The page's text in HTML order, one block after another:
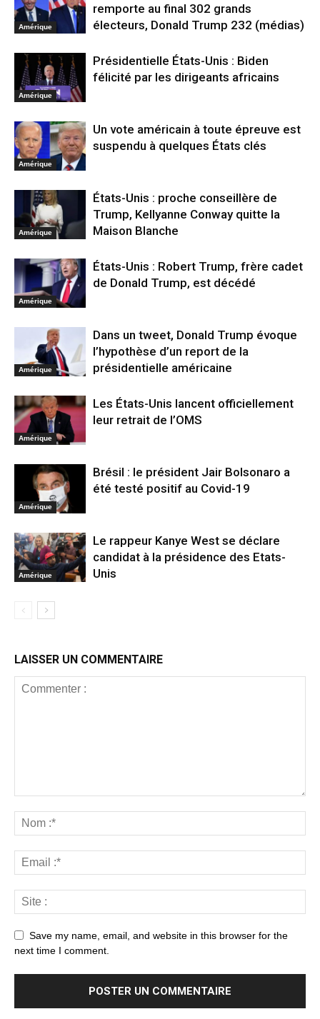
Amérique
remporte au final 302 grands
électeurs, Donald Trump 232 (médias)
Amérique
Présidentielle États-Unis : Biden
félicité par les dirigeants africains
Amérique
Un vote américain à toute épreuve est
suspendu à quelques États clés
Amérique
États-Unis : proche conseillère de
Trump, Kellyanne Conway quitte la
Maison Blanche
Amérique
États-Unis : Robert Trump, frère cadet
de Donald Trump, est décédé
Amérique
Dans un tweet, Donald Trump évoque
l’hypothèse d’un report de la
présidentielle américaine
Amérique
Les États-Unis lancent officiellement
leur retrait de l’OMS
Amérique
Brésil : le président Jair Bolsonaro a
été testé positif au Covid-19
Amérique
Le rappeur Kanye West se déclare
candidat à la présidence des Etats-
Unis
LAISSER UN COMMENTAIRE
Save my name, email, and website in this browser for the
next time I comment.